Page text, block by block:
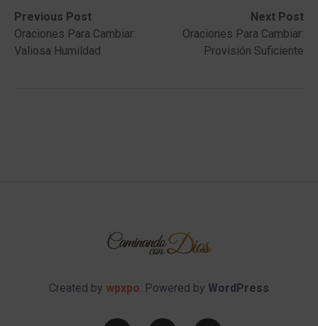
Post
navigation
Previous Post
Previous
post:Oraciones Para Cambiar:
Valiosa Humildad
Next Post
Next
post:
Oraciones Para Cambiar:
Provisión Suficiente
Created by wpxpo. Powered by WordPress